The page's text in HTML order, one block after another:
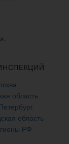
область
область
РФ